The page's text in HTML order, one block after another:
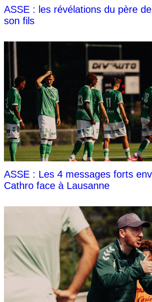
ASSE : les révélations du père
son fils
ASSE : Les 4 messages forts
Cathro face à Lausanne